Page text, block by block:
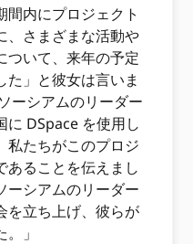
間内にプロジェクト
、さまざまな活動や
ついて、来年の予定
た」と彼女は言いま
ーシアムのリーダー
に DSpace を使用し
私たちがこのプロジ
あることを伝えまし
ーシアムのリーダー
を立ち上げ、彼らが
」